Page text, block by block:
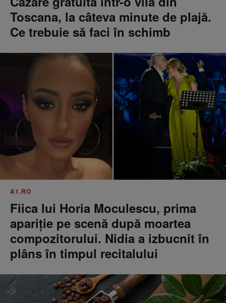
Toscana, la câteva minute de plajă.
Ce trebuie să faci în schimb
A1.RO
Fiica lui Horia Moculescu, prima
apariție pe scenă după moartea
compozitorului. Nidia a izbucnit în
plâns în timpul recitalului